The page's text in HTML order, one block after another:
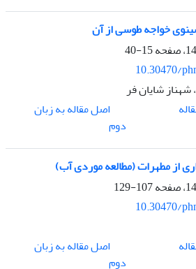
خواجه طوسی از آن
15-40
10.30470/
شهناز شایان فر
اصل مقاله به زبان
دوم
از مطهرات (مطالعه موردی آب)
107-129
10.30470/
اصل مقاله به زبان
دوم